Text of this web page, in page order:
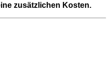
zusätzlichen Kosten.